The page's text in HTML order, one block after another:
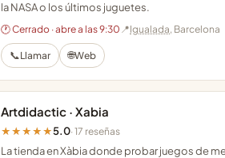
la NASA o los últimos juguetes.
🕐 Cerrado · abre a las 9:30 📍Igualada, Barcelona
📞Llamar 🌐Web
Artdidactic · Xabia
★★★★★5.0· 17 reseñas
La tienda en Xàbia donde probar juegos de